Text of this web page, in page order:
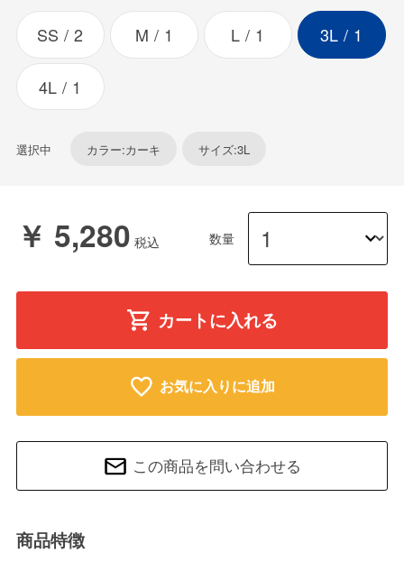
SS 2 M 1 L 1 3L 1
4L 1
選択中 カラー:カーキ サイズ:3L
￥ 5,280 数量
カートに入れる
お気に入りに追加
この商品を問い合わせる
商品特徴